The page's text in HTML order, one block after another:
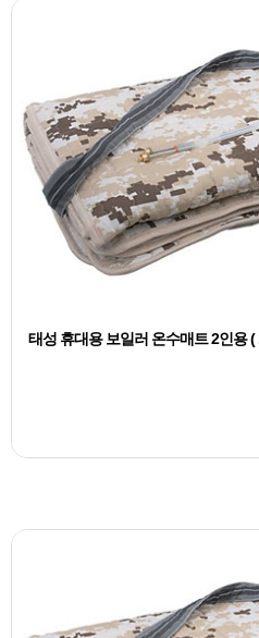
태성 휴대용 보일러 온수매트 2인용 (